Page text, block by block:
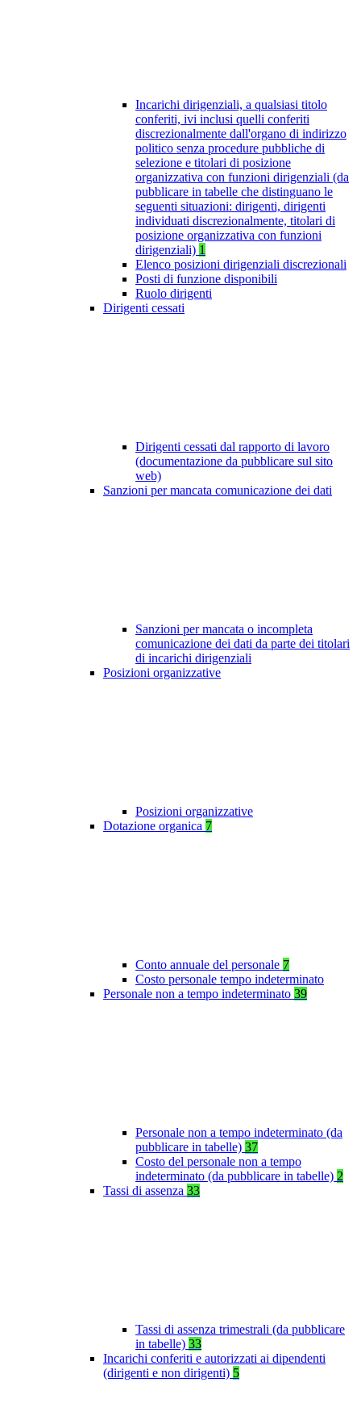
Incarichi dirigenziali, a qualsiasi titolo
conferiti, ivi inclusi quelli conferiti
discrezionalmente dall'organo di indirizzo
politico senza procedure pubbliche di
selezione e titolari di posizione
organizzativa con funzioni dirigenziali (da
pubblicare in tabelle che distinguano le
seguenti situazioni: dirigenti, dirigenti
individuati discrezionalmente, titolari di
posizione organizzativa con funzioni
dirigenziali) 1
Elenco posizioni dirigenziali discrezionali
Posti di funzione disponibili
Ruolo dirigenti
Dirigenti cessati
Dirigenti cessati dal rapporto di lavoro
(documentazione da pubblicare sul sito
web)
Sanzioni per mancata comunicazione dei dati
Sanzioni per mancata o incompleta
comunicazione dei dati da parte dei titolari
di incarichi dirigenziali
Posizioni organizzative
Posizioni organizzative
Dotazione organica 7
Conto annuale del personale 7
Costo personale tempo indeterminato
Personale non a tempo indeterminato 39
Personale non a tempo indeterminato (da
pubblicare in tabelle) 37
Costo del personale non a tempo
indeterminato (da pubblicare in tabelle) 2
Tassi di assenza 33
Tassi di assenza trimestrali (da pubblicare
in tabelle) 33
Incarichi conferiti e autorizzati ai dipendenti
(dirigenti e non dirigenti) 5